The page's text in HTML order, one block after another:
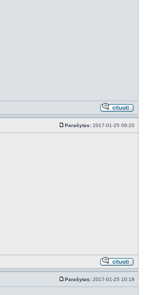
Parašytas: 2017-01-25 09:20
Parašytas: 2017-01-25 10:19